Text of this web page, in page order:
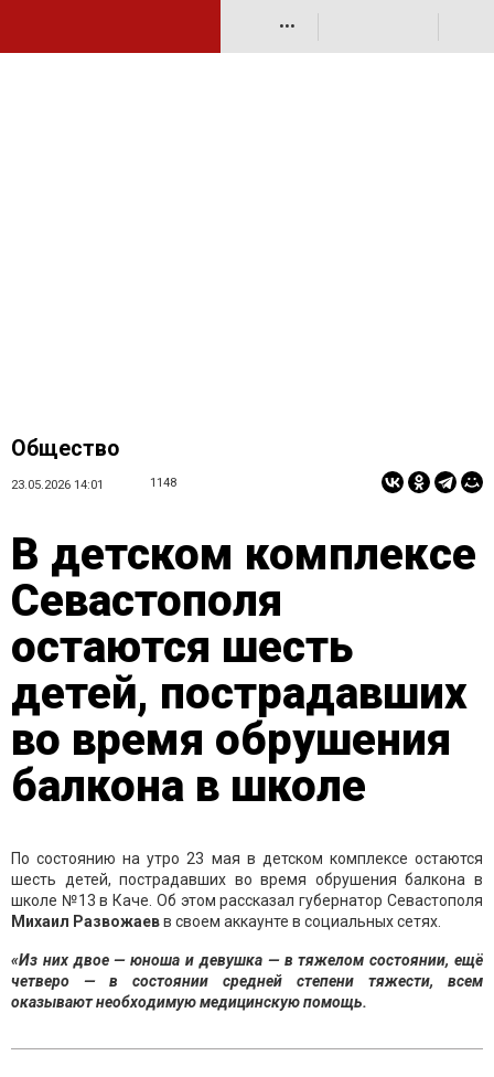
•••
Общество
23.05.2026 14:01 1148
В детском комплексе
Севастополя
остаются шесть
детей, пострадавших
во время обрушения
балкона в школе
По состоянию на утро 23 мая в детском комплексе остаются
шесть детей, пострадавших во время обрушения балкона в
школе №13 в Каче. Об этом рассказал губернатор Севастополя
Михаил Развожаевв своем аккаунте в социальных сетях.
«Из них двое — юноша и девушка — в тяжелом состоянии, ещё
четверо — в состоянии средней степени тяжести, всем
оказывают необходимую медицинскую помощь.